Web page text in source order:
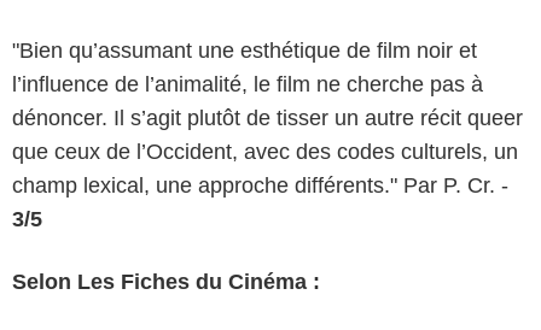
"Bien qu’assumant une esthétique de film noir et
l’influence de l’animalité, le film ne cherche pas à
dénoncer. Il s’agit plutôt de tisser un autre récit queer
que ceux de l’Occident, avec des codes culturels, un
champ lexical, une approche différents." Par P. Cr. -
3/5
Selon Les Fiches du Cinéma :